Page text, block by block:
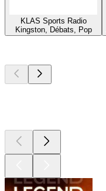
KLAS Sports Radio
Kingston, Débats, Pop